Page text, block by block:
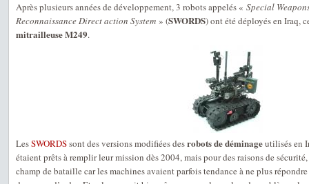
Après plusieurs années de développement, 3 robots appelés « Special
Reconnaissance Direct action System » (SWORDS) ont été déployés en Iraq,
mitrailleuse M249.
LesSWORDSsont des versions modifiées desrobots de déminageutilisés en
étaient prêts à remplir leur mission dès 2004, mais pour des raisons de
champ de bataille car les machines avaient parfois tendance à ne plus